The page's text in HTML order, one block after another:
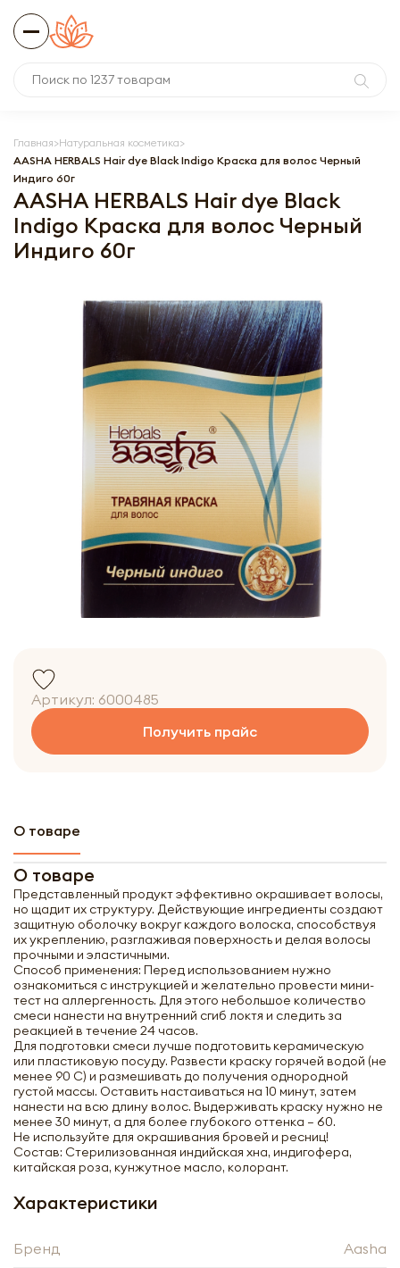
Главная Натуральная косметика
AASHA HERBALS Hair dye Black Indigo Краска для волос Черный
Индиго 60г
AASHA HERBALS Hair dye Black
Indigo Краска для волос Черный
Индиго 60г
Артикул: 6000485
Получить прайс
О товаре
О товаре
Представленный продукт эффективно окрашивает волосы,
но щадит их структуру. Действующие ингредиенты создают
защитную оболочку вокруг каждого волоска, способствуя
их укреплению, разглаживая поверхность и делая волосы
прочными и эластичными.
Способ применения: Перед использованием нужно
ознакомиться с инструкцией и желательно провести мини-
тест на аллергенность. Для этого небольшое количество
смеси нанести на внутренний сгиб локтя и следить за
реакцией в течение 24 часов.
Для подготовки смеси лучше подготовить керамическую
или пластиковую посуду. Развести краску горячей водой (не
менее 90 С) и размешивать до получения однородной
густой массы. Оставить настаиваться на 10 минут, затем
нанести на всю длину волос. Выдерживать краску нужно не
менее 30 минут, а для более глубокого оттенка – 60.
Не используйте для окрашивания бровей и ресниц!
Состав: Стерилизованная индийская хна, индигофера,
китайская роза, кунжутное масло, колорант.
Характеристики
Бренд Aasha
Получить оптовый